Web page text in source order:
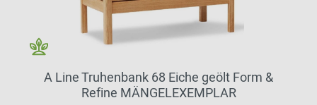
A Line Truhenbank 68 Eiche geölt Form &
Refine MÄNGELEXEMPLAR